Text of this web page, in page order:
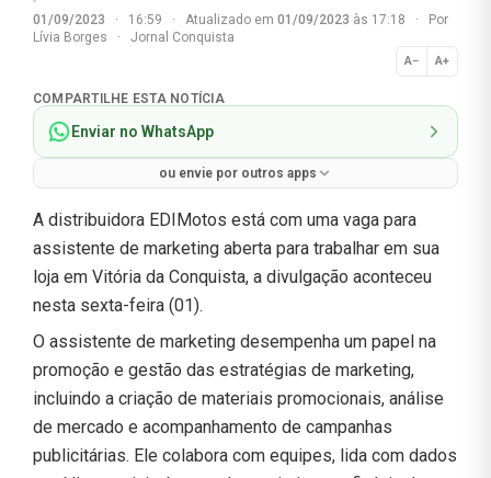
01/09/2023 · 16:59 · Atualizado em 01/09/2023 às 17:18 ·
Por
Lívia Borges
· Jornal Conquista
A− A+
Normal
COMPARTILHE ESTA NOTÍCIA
Enviar no WhatsApp
ou envie por outros apps
A distribuidora EDIMotos está com uma vaga para
assistente de marketing aberta para trabalhar em sua
loja em Vitória da Conquista, a divulgação aconteceu
nesta sexta-feira (01).
O assistente de marketing desempenha um papel na
promoção e gestão das estratégias de marketing,
incluindo a criação de materiais promocionais, análise
de mercado e acompanhamento de campanhas
publicitárias. Ele colabora com equipes, lida com dados